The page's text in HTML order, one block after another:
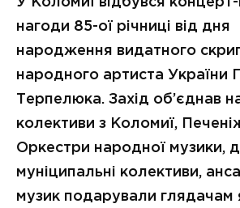
нагоди 85-ої річниці від дня
народження видатного
народного артиста України
Терпелюка. Захід об’єднав
колективи з Коломиї,
Оркестри народної музики,
муніципальні колективи,
музик подарували глядачам